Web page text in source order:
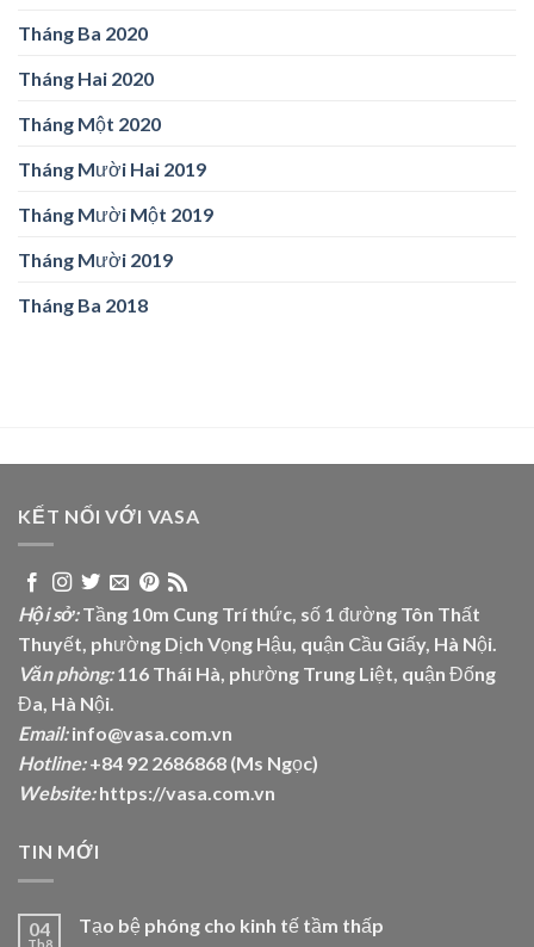
Tháng Ba 2020
Tháng Hai 2020
Tháng Một 2020
Tháng Mười Hai 2019
Tháng Mười Một 2019
Tháng Mười 2019
Tháng Ba 2018
KẾT NỐI VỚI VASA
Hội sở:Tầng 10m Cung Trí thức, số 1 đường Tôn Thất
Thuyết, phường Dịch Vọng Hậu, quận Cầu Giấy, Hà Nội.
Văn phòng:116 Thái Hà, phường Trung Liệt, quận Đống
Đa, Hà Nội.
Email:info@vasa.com.vn
Hotline:+84 92 2686868 (Ms Ngọc)
Website: https://vasa.com.vn
TIN MỚI
04
Th8
Tạo bệ phóng cho kinh tế tầm thấp